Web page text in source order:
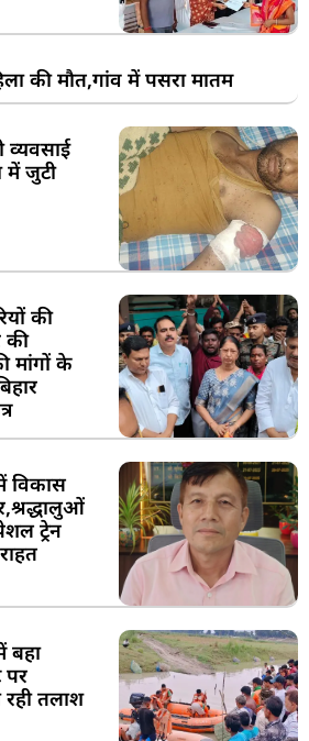
की मौत,गांव में पसरा मातम
व्यवसाई
में जुटी
की
की
मांगों के
विकास
ट्रेन
बहा
पर
तलाश